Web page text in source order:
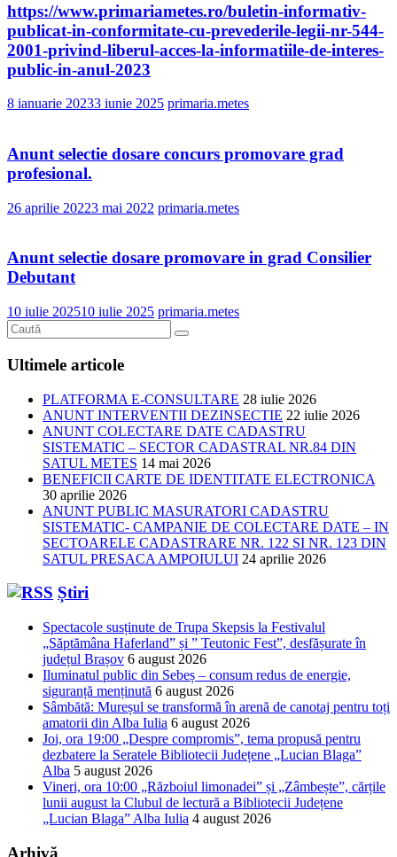
https://www.primariametes.ro/buletin-informativ-
publicat-in-conformitate-cu-prevederile-legii-nr-544-
2001-privind-liberul-acces-la-informatiile-de-interes-
public-in-anul-2023
8 ianuarie 20233 iunie 2025 primaria.metes
Anunt selectie dosare concurs promovare grad
profesional.
26 aprilie 20223 mai 2022 primaria.metes
Anunt selectie dosare promovare in grad Consilier
Debutant
10 iulie 202510 iulie 2025 primaria.metes
Ultimele articole
PLATFORMA E-CONSULTARE 28 iulie 2026
ANUNT INTERVENTII DEZINSECTIE 22 iulie 2026
ANUNT COLECTARE DATE CADASTRU
SISTEMATIC – SECTOR CADASTRAL NR.84 DIN
SATUL METES 14 mai 2026
BENEFICII CARTE DE IDENTITATE ELECTRONICA
30 aprilie 2026
ANUNT PUBLIC MASURATORI CADASTRU
SISTEMATIC- CAMPANIE DE COLECTARE DATE – IN
SECTOARELE CADASTRARE NR. 122 SI NR. 123 DIN
SATUL PRESACA AMPOIULUI 24 aprilie 2026
Știri
Spectacole susținute de Trupa Skepsis la Festivalul
„Săptămâna Haferland” și ” Teutonic Fest”, desfășurate în
județul Brașov 6 august 2026
Iluminatul public din Sebeș – consum redus de energie,
siguranță menținută 6 august 2026
Sâmbătă: Mureșul se transformă în arenă de canotaj pentru toți
amatorii din Alba Iulia 6 august 2026
Joi, ora 19:00 „Despre compromis”, tema propusă pentru
dezbatere la Seratele Bibliotecii Județene „Lucian Blaga”
Alba 5 august 2026
Vineri, ora 10:00 „Războiul limonadei” și „Zâmbește”, cărțile
lunii august la Clubul de lectură a Bibliotecii Județene
„Lucian Blaga” Alba Iulia 4 august 2026
Arhivă